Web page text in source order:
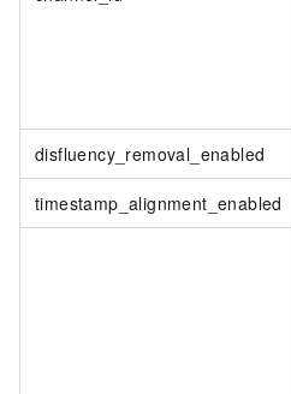
disfluency_removal_enabled
timestamp_alignment_enabled